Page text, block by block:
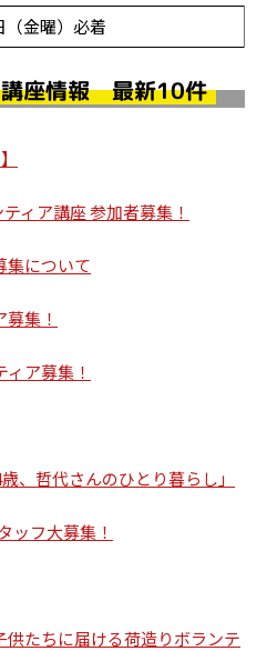
（金曜）必着
講座情報 最新10件
ィア講座 参加者募集！
集について
集！
ア募集！
哲代さんのひとり暮らし」
ッフ大募集！
供たちに届ける荷造りボランテ